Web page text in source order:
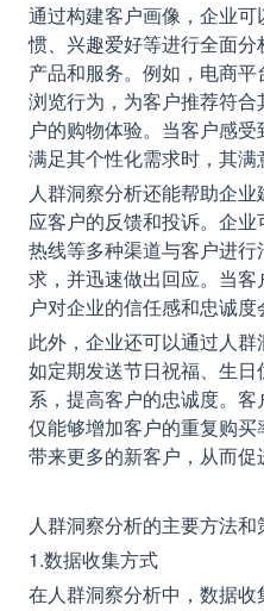
通过构建客户画像，企业
惯、兴趣爱好等进行全面
产品和服务。例如，电商
浏览行为，为客户推荐符
户的购物体验。当客户感
满足其个性化需求时，其满
人群洞察分析还能帮助企
应客户的反馈和投诉。企
热线等多种渠道与客户进
求，并迅速做出回应。当
户对企业的信任感和忠诚度
此外，企业还可以通过人群
如定期发送节日祝福、生
系，提高客户的忠诚度。
仅能够增加客户的重复购
带来更多的新客户，从而促
人群洞察分析的主要方法和
1.数据收集方式
在人群洞察分析中，数据